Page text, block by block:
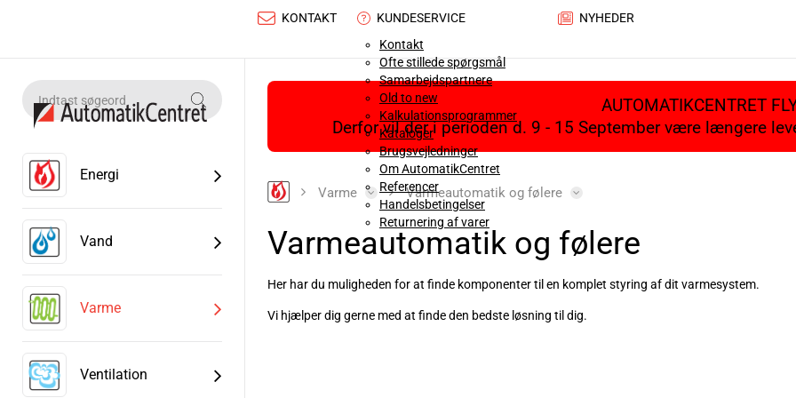
KONTAKT
KUNDESERVICE
Kontakt
Ofte stillede spørgsmål
Samarbejdspartnere
Old to new
Kalkulationsprogrammer
Kataloger
Brugsvejledninger
Om AutomatikCentret
Referencer
Handelsbetingelser
Returnering af varer
NYHEDER
Energi
Vand
Varme
Ventilation
AUTOMATIKCENTRET
Derfor vil der i perioden d. 9 - 15 September være længere
Varme Varmeautomatik og følere
Varmeautomatik og følere
Her har du muligheden for at finde komponenter til en komplet styring af dit varmesystem.
Vi hjælper dig gerne med at finde den bedste løsning til dig.
Læs mere